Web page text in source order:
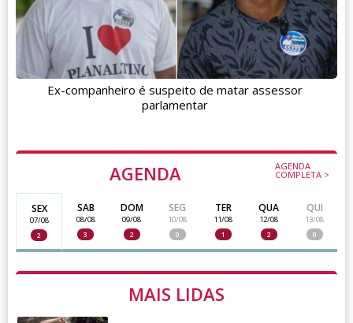
AGENDA AGENDA
COMPLETA >
SEX
07/08
2
SAB
08/08
3
DOM
09/08
2
SEG
10/08
0
TER
11/08
1
QUA
12/08
2
QUI
13/08
0
MAIS LIDAS
Ex-companheiro é suspeito de matar assessor
parlamentar